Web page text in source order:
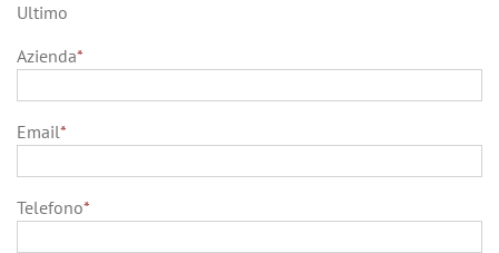
Ultimo
Azienda*
Email*
Telefono*